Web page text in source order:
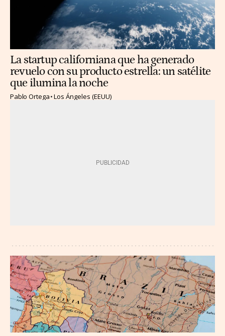
La startup californiana que ha generado
revuelo con su producto estrella: un satélite
que ilumina la noche
Pablo Ortega Los Ángeles (EEUU)